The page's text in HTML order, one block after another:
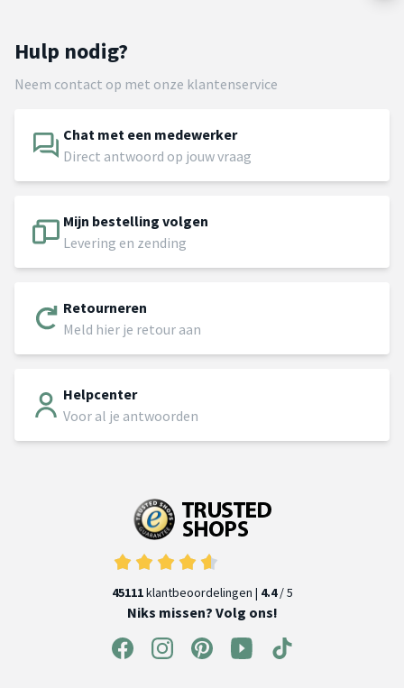
Hulp nodig?
Neem contact op met onze klantenservice
Chat met een medewerker
Direct antwoord op jouw vraag
Mijn bestelling volgen
Levering en zending
Retourneren
Meld hier je retour aan
Helpcenter
Voor al je antwoorden
45111klantbeoordelingen | 4.4/ 5
Niks missen? Volg ons!